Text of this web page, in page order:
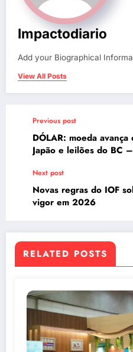
Impactodiario
Add your Biographical
View All Posts
Previous post
DÓLAR: moeda
Japão e leilões do BC
Next post
Novas regras do IOF
vigor em 2026
RELATED POSTS